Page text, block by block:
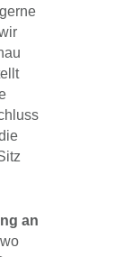
an